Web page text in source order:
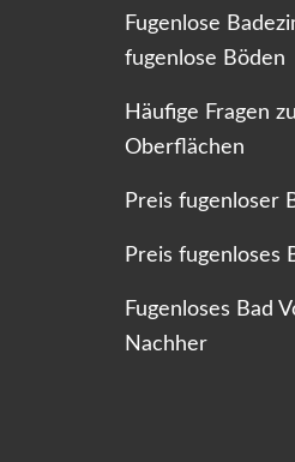
Fugenlose
fugenlose Böden
Häufige Fragen
Oberflächen
Preis fugenloser
Preis fugenloses
Fugenloses Bad
Nachher